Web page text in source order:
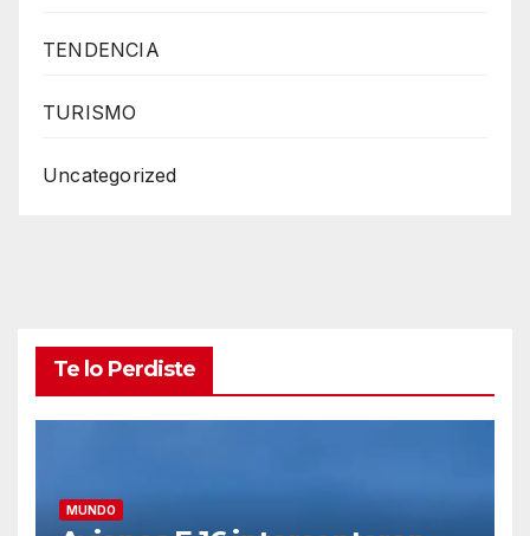
TENDENCIA
TURISMO
Uncategorized
Te lo Perdiste
MUNDO